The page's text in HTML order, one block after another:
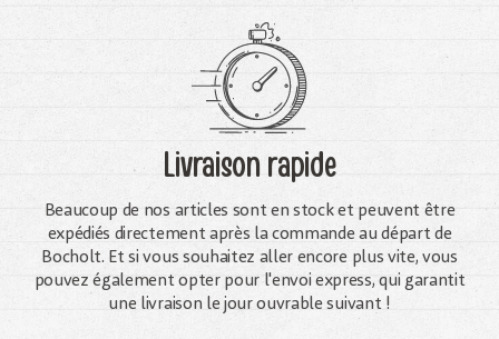
Livraison rapide
Beaucoup de nos articles sont en stock et peuvent être
expédiés directement après la commande au départ de
Bocholt. Et si vous souhaitez aller encore plus vite, vous
pouvez également opter pour l'envoi express, qui garantit
une livraison le jour ouvrable suivant !